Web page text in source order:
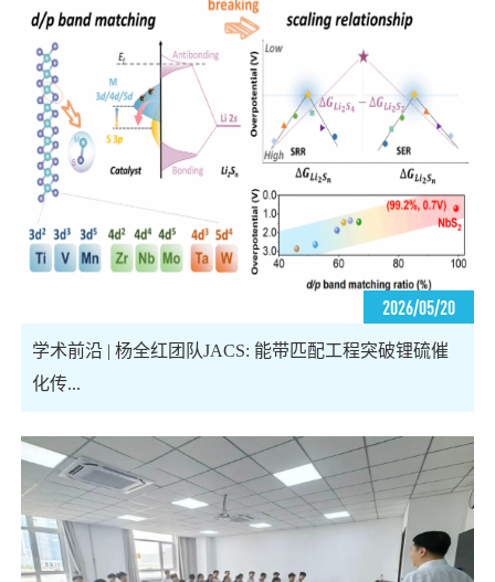
2026/05/20
学术前沿 | 杨全红团队JACS: 能带匹配工程突破锂硫催
化传...